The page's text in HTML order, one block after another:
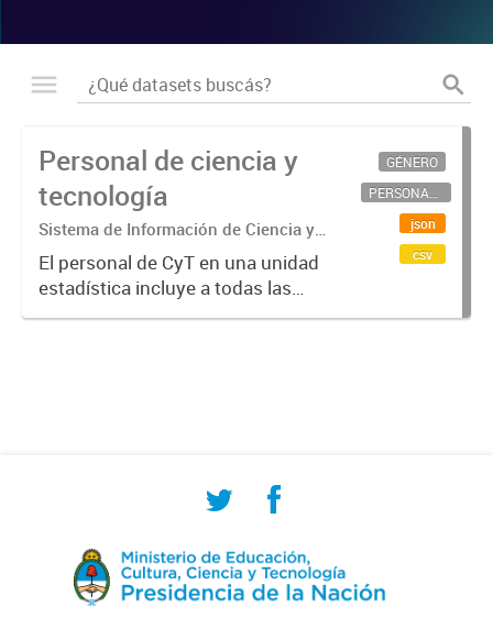
Personal de ciencia y
tecnología
Sistema de Información de Ciencia y
Tecnología Argentino (SICYTAR)
El personal de CyT en una unidad
estadística incluye a todas las
personas involucradas
GÉNERO
PERSONAL CIENTÍFICO-TECNOLÓGICO
json
csv